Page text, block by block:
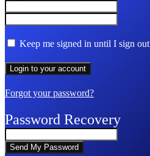
Keep me signed in until I sign out
Forgot your password?
Password Recovery